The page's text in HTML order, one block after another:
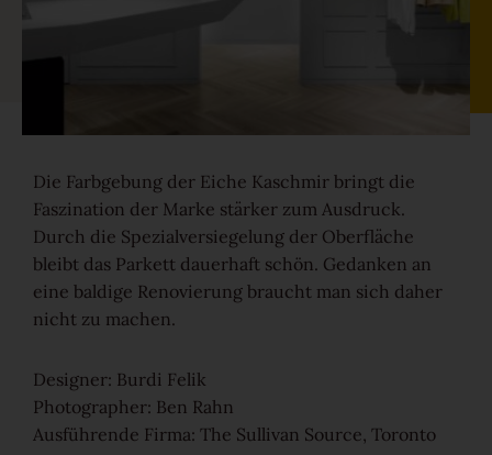
Gesund-Parkett
Schnell-Parkett
Mehr über Funktionen erfahren
Holzfarben
Mehr über Farben erfahren
Holzmaserungen
Die Farbgebung der Eiche Kaschmir bringt die
Faszination der Marke stärker zum Ausdruck.
Durch die Spezialversiegelung der Oberfläche
bleibt das Parkett dauerhaft schön. Gedanken an
eine baldige Renovierung braucht man sich daher
nicht zu machen.
Designer: Burdi Felik
Photographer: Ben Rahn
Ausführende Firma: The Sullivan Source, Toronto